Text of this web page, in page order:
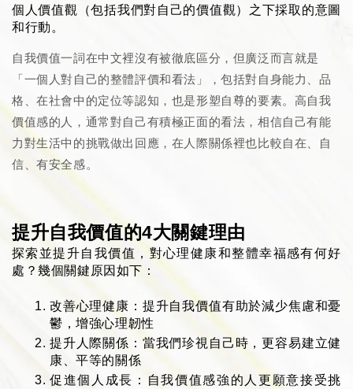
個人價值觀（包括我們對自己的價值觀）之下採取的意圖
和行動。
自我價值一詞在中文裡沒有被徹底區分，但廣泛而言就是
「一個人對自己的整體評價和看法」，包括對自身能力、品
格、在社會中的定位等認知，也是形塑自尊的要素。高自我
價值感的人，通常對自己有積極正面的看法，相信自己有能
力對生活中的挑戰做出回應，在人際關係裡也比較自在、自
信、有安全感。
提升自我價值的4大關鍵理由
探索並提升自我價值，對心理健康和整體幸福感有何好
處？幾個關鍵原因如下：
改善心理健康：提升自我價值有助於減少焦慮和憂
鬱，增強心理韌性
提升人際關係：當我們珍視自己時，更容易建立健
康、平等的關係
促進個人成長：自我價值感強的人更願意接受挑